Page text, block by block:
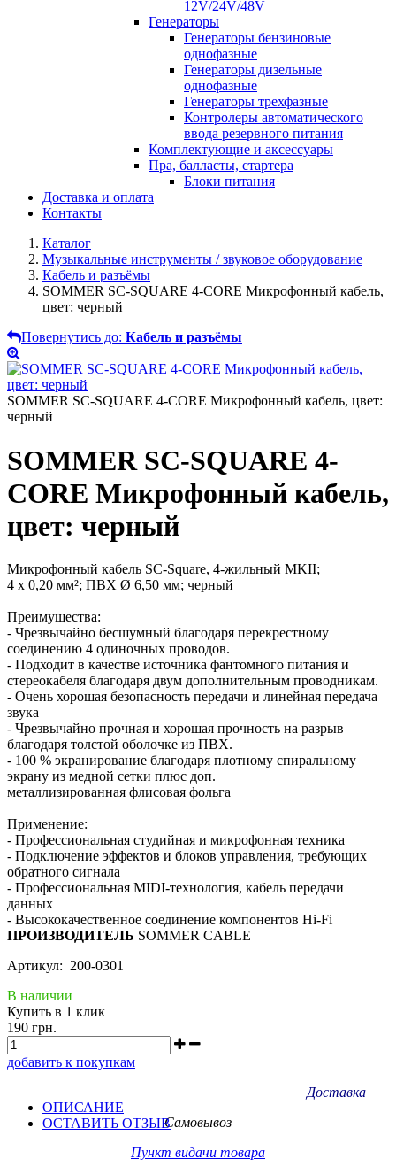
12V/24V/48V
Генераторы
Генераторы бензиновые
однофазные
Генераторы дизельные
однофазные
Генераторы трехфазные
Контролеры автоматического
ввода резервного питания
Комплектующие и аксессуары
Пра, балласты, стартера
Блоки питания
Доставка и оплата
Контакты
Каталог
Музыкальные инструменты / звуковое оборудование
Кабель и разъёмы
SOMMER SC-SQUARE 4-CORE Микрофонный кабель,
цвет: черный
Повернутись до: Кабель и разъёмы
SOMMER SC-SQUARE 4-CORE Микрофонный кабель, цвет:
черный
SOMMER SC-SQUARE 4-
CORE Микрофонный кабель,
цвет: черный
Микрофонный кабель SC-Square, 4-жильный MKII;
4 х 0,20 мм²; ПВХ Ø 6,50 мм; черный
Преимущества:
- Чрезвычайно бесшумный благодаря перекрестному
соединению 4 одиночных проводов.
- Подходит в качестве источника фантомного питания и
стереокабеля благодаря двум дополнительным проводникам.
- Очень хорошая безопасность передачи и линейная передача
звука
- Чрезвычайно прочная и хорошая прочность на разрыв
благодаря толстой оболочке из ПВХ.
- 100 % экранирование благодаря плотному спиральному
экрану из медной сетки плюс доп.
металлизированная флисовая фольга
Применение:
- Профессиональная студийная и микрофонная техника
- Подключение эффектов и блоков управления, требующих
обратного сигнала
- Профессиональная MIDI-технология, кабель передачи
данных
- Высококачественное соединение компонентов Hi-Fi
ПРОИЗВОДИТЕЛЬ SOMMER CABLE
Артикул: 200-0301
В наличии
Купить в 1 клик
190 грн.
добавить к покупкам
Доставка
Самовывоз
Пункт видачи товара
ОПИСАНИЕ
ОСТАВИТЬ ОТЗЫВ